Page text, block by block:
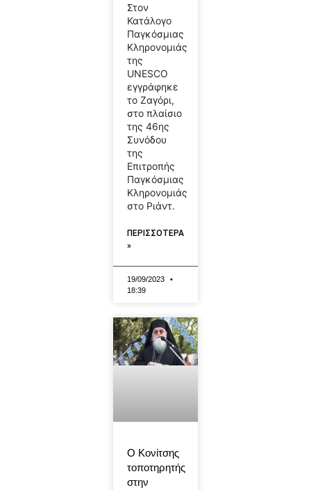
Στον
Κατάλογο
Παγκόσμιας
Κληρονομιάς
της
UNESCO
εγγράφηκε
το Ζαγόρι,
στο πλαίσιο
της 46ης
Συνόδου
της
Επιτροπής
Παγκόσμιας
Κληρονομιάς
στο Ριάντ.
ΠΕΡΙΣΣΟΤΕΡΑ
»
19/09/2023
18:39
Ο Κονίτσης
τοποτηρητής
στην